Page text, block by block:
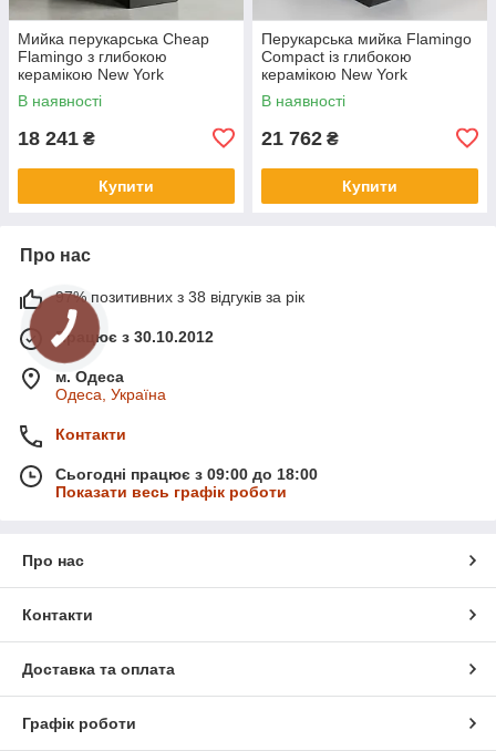
Мийка перукарська Cheap
Flamingo з глибокою
керамікою New York
В наявності
18 241 ₴
Купити
Перукарська мийка Flamingo
Compact із глибокою
керамікою New York
В наявності
21 762 ₴
Купити
Про нас
97% позитивних з 38 відгуків за рік
Працює з 30.10.2012
м. Одеса
Одеса, Україна
Контакти
Сьогодні працює з 09:00 до 18:00
Показати весь графік роботи
Про нас
Контакти
Доставка та оплата
Графік роботи